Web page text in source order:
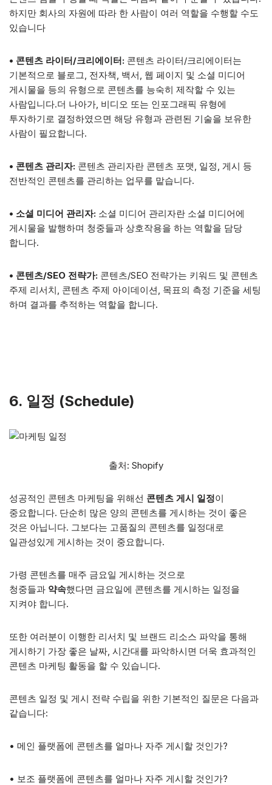
하지만 회사의 자원에 따라 한 사람이 여러 역할을 수행할 수도
있습니다
• 콘텐츠 라이터/크리에이터: 콘텐츠 라이터/크리에이터는
기본적으로 블로그, 전자책, 백서, 웹 페이지 및 소셜 미디어
게시물을 등의 유형으로 콘텐츠를 능숙히 제작할 수 있는
사람입니다.더 나아가, 비디오 또는 인포그래픽 유형에
투자하기로 결정하였으면 해당 유형과 관련된 기술을 보유한
사람이 필요합니다.
• 콘텐츠 관리자: 콘텐츠 관리자란 콘텐츠 포맷, 일정, 게시 등
전반적인 콘텐츠를 관리하는 업무를 맡습니다.
• 소셜 미디어 관리자: 소셜 미디어 관리자란 소셜 미디어에
게시물을 발행하며 청중들과 상호작용을 하는 역할을 담당
합니다.
• 콘텐츠/SEO 전략가: 콘텐츠/SEO 전략가는 키워드 및 콘텐츠
주제 리서치, 콘텐츠 주제 아이데이션, 목표의 측정 기준을 세팅
하며 결과를 추적하는 역할을 합니다.
6. 일정 (Schedule)
출처: Shopify
성공적인 콘텐츠 마케팅을 위해선 콘텐츠 게시 일정이
중요합니다. 단순히 많은 양의 콘텐츠를 게시하는 것이 좋은
것은 아닙니다. 그보다는 고품질의 콘텐츠를 일정대로
일관성있게 게시하는 것이 중요합니다.
가령 콘텐츠를 매주 금요일 게시하는 것으로
청중들과 약속했다면 금요일에 콘텐츠를 게시하는 일정을
지켜야 합니다.
또한 여러분이 이행한 리서치 및 브랜드 리소스 파악을 통해
게시하기 가장 좋은 날짜, 시간대를 파악하시면 더욱 효과적인
콘텐츠 마케팅 활동을 할 수 있습니다.
콘텐츠 일정 및 게시 전략 수립을 위한 기본적인 질문은 다음과
같습니다:
• 메인 플랫폼에 콘텐츠를 얼마나 자주 게시할 것인가?
• 보조 플랫폼에 콘텐츠를 얼마나 자주 게시할 것인가?